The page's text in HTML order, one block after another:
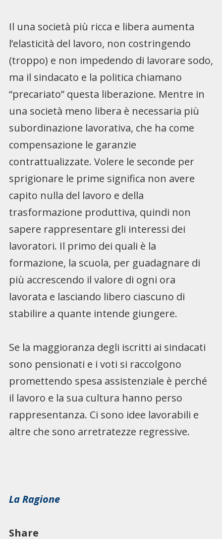
Il una società più ricca e libera aumenta
l’elasticità del lavoro, non costringendo
(troppo) e non impedendo di lavorare sodo,
ma il sindacato e la politica chiamano
“precariato” questa liberazione. Mentre in
una società meno libera è necessaria più
subordinazione lavorativa, che ha come
compensazione le garanzie
contrattualizzate. Volere le seconde per
sprigionare le prime significa non avere
capito nulla del lavoro e della
trasformazione produttiva, quindi non
sapere rappresentare gli interessi dei
lavoratori. Il primo dei quali è la
formazione, la scuola, per guadagnare di
più accrescendo il valore di ogni ora
lavorata e lasciando libero ciascuno di
stabilire a quante intende giungere.
Se la maggioranza degli iscritti ai sindacati
sono pensionati e i voti si raccolgono
promettendo spesa assistenziale è perché
il lavoro e la sua cultura hanno perso
rappresentanza. Ci sono idee lavorabili e
altre che sono arretratezze regressive.
La Ragione
Share